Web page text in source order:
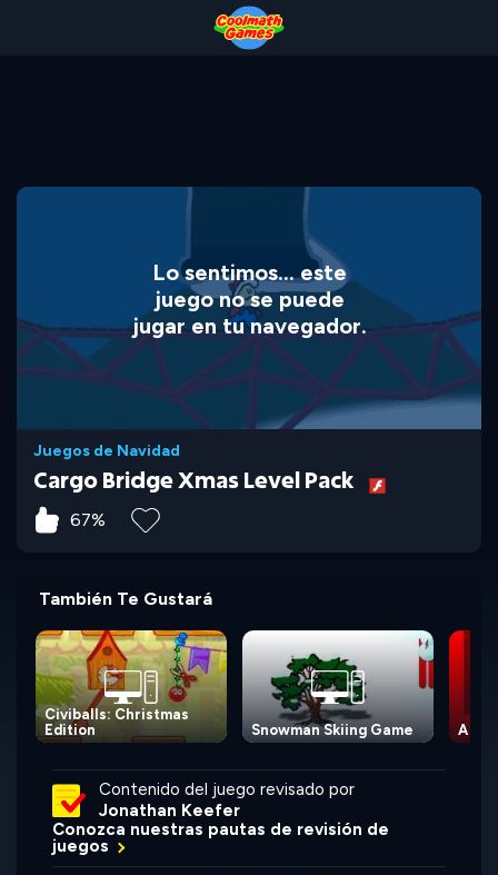
Lo sentimos... este
juego no se puede
jugar en tu navegador.
Juegos de Navidad
Cargo Bridge Xmas Level Pack
67%
También Te Gustará
Civiballs: Christmas
Edition
Snowman Skiing Game A
Contenido del juego revisado por
Jonathan Keefer
Conozca nuestras pautas de revisión de
juegos